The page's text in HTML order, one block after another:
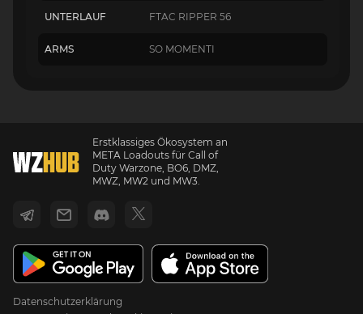
UNTERLAUF FTAC RIPPER 56
ARMS SO MOMENTI
Erstklassiges Ökosystem an
META Loadouts für Call of
Duty Warzone, BO6, DMZ,
MWZ, MW2 und MW3.
Datenschutzerklärung